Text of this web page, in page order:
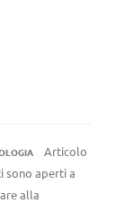
Articolo
sono aperti a
alla